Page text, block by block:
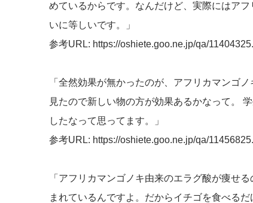
めているからです。なんだけど、実際にはア
いに等しいです。」
参考URL: https://oshiete.goo.ne.jp/qa/
「全然効果が無かったのが、アフリカマンゴ
見たので新しい物の方が効果あるかなって。
したなって思ってます。」
参考URL: https://oshiete.goo.ne.jp/qa/
「アフリカマンゴノキ由来のエラグ酸が痩せ
まれているんですよ。だからイチゴを食べる